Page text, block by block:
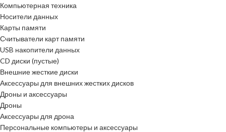
Компьютерная техника
Носители данных
Карты памяти
Считыватели карт памяти
USB накопители данных
CD диски (пустые)
Внешние жесткие диски
Аксессуары для внешних жестких дисков
Дроны и аксессуары
Дроны
Аксессуары для дрона
Персональные компьютеры и аксессуары